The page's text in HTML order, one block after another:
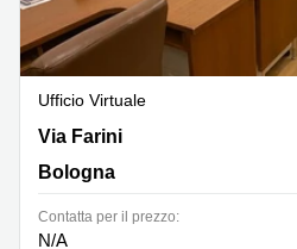
Ufficio Virtuale
Via Farini, Bologna
Via Farini
Bologna
Сontatta per il prezzo:
N/A